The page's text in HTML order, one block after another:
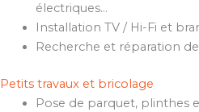
électriques…
Installation TV / Hi-Fi et
Recherche et réparation
Petits travaux et bricolage
Pose de parquet, plinthes